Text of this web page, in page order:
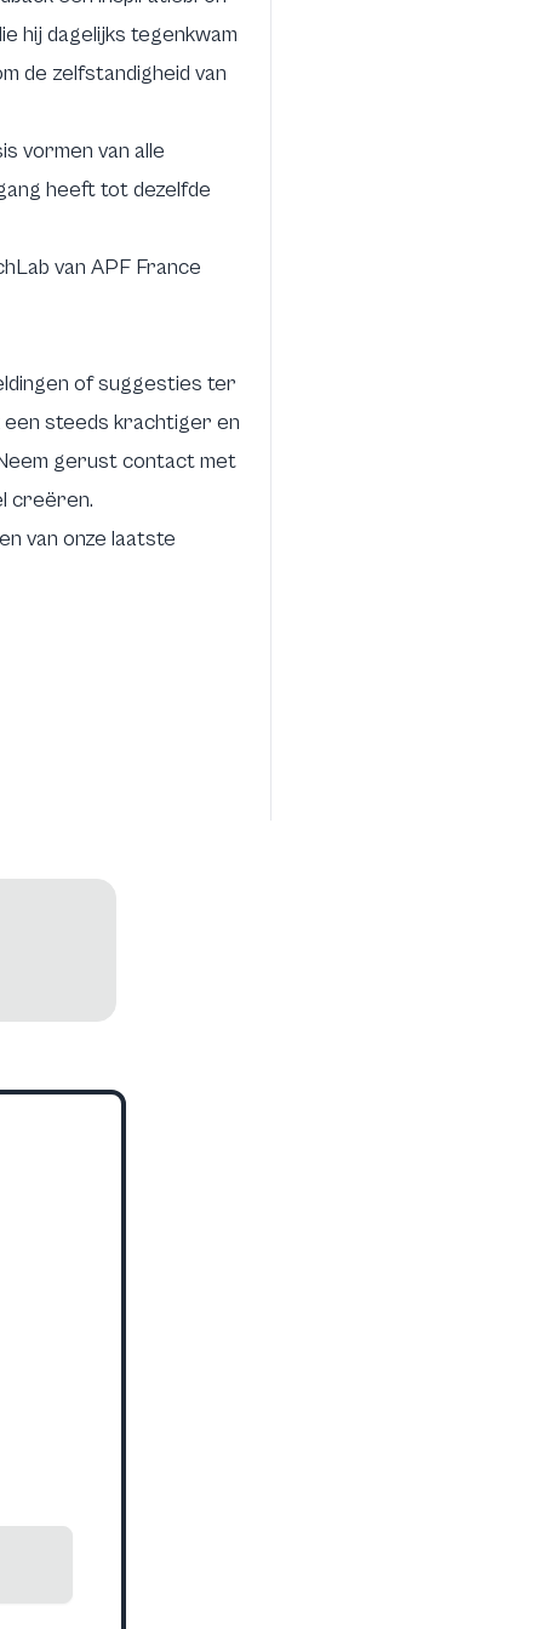
hij dagelijks tegenkwam
de zelfstandigheid van
vormen van alle
heeft tot dezelfde
van APF France
of suggesties ter
een steeds krachtiger en
gerust contact met
creëren.
van onze laatste